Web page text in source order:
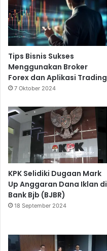
Tips Bisnis Sukses
Menggunakan Broker
Forex dan Aplikasi Trading
7 Oktober 2024
KPK Selidiki Dugaan Mark
Up Anggaran Dana Iklan di
Bank Bjb (BJBR)
18 September 2024